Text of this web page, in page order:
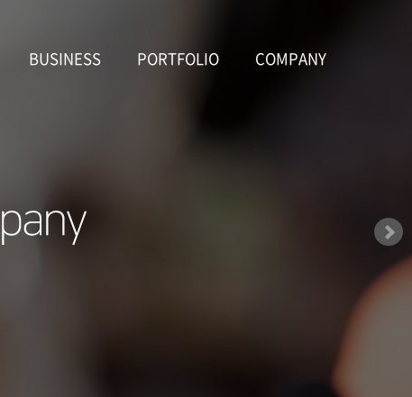
BUSINESS PORTFOLIO COMPANY